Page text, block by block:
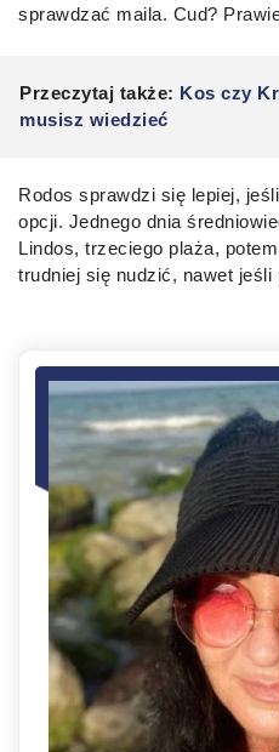
sprawdzać maila. Cud?
Przeczytaj także: Kos czy
musisz wiedzieć
Rodos sprawdzi się lepiej,
opcji. Jednego dnia
Lindos, trzeciego plaża,
trudniej się nudzić, nawet